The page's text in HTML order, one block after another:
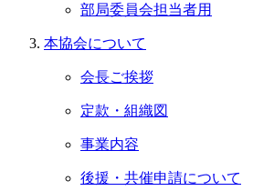
部局委員会担当者用
本協会について
会長ご挨拶
定款・組織図
事業内容
後援・共催申請について